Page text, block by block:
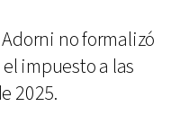
no formalizó
impuesto a las
2025.